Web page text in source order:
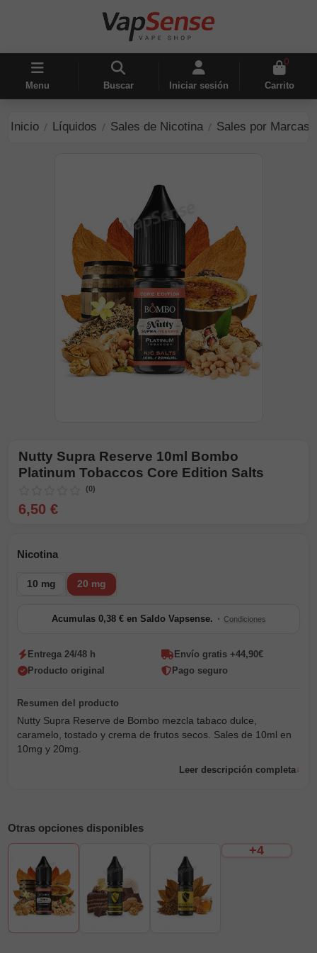
Menu Buscar Iniciar sesión
0
Carrito
Inicio Líquidos Sales de Nicotina Sales por Marcas
Nutty Supra Reserve 10ml Bombo
Platinum Tobaccos Core Edition Salts
(0)
6,50 €
Nicotina
10 mg 20 mg
Acumulas 0,38 € en Saldo Vapsense. · Condiciones
Entrega 24/48 h
Envío gratis +44,90€
Producto original
Pago seguro
Nutty Supra Reserve de Bombo mezcla tabaco dulce,
caramelo, tostado y crema de frutos secos. Sales de 10ml en
10mg y 20mg.
Leer descripción completa
Otras opciones disponibles
+4